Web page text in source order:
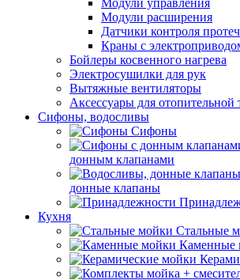
Модули управления
Модули расширения
Датчики контроля
Краны с
Бойлеры косвенного нагрева
Электросушилки для рук
Вытяжные вентиляторы
Аксессуары для отопительной
Сифоны, водосливы
Сифоны
донным клапанами
донные клапаны
Кухня
Стальные
Каменные